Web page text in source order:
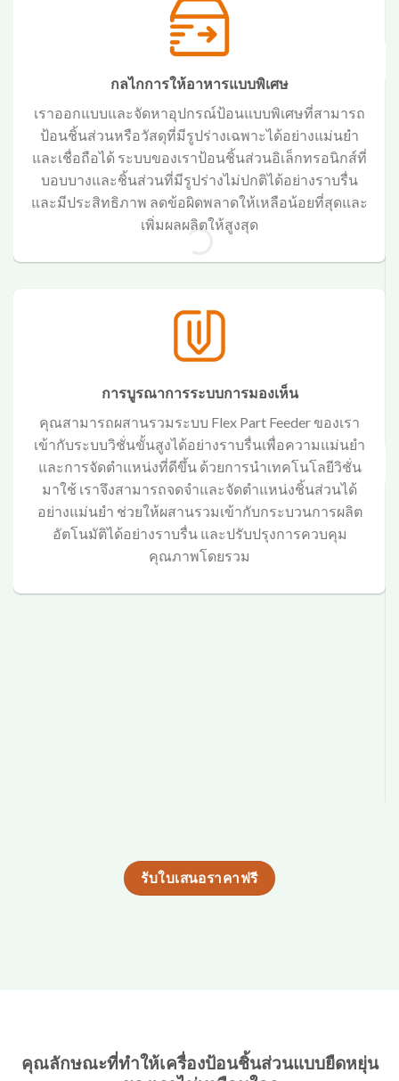
กลไกการให้อาหารแบบพิเศษ
เราออกแบบและจัดหาอุปกรณ์ป้อนแบบพิเศษที่สามารถ
ป้อนชิ้นส่วนหรือวัสดุที่มีรูปร่างเฉพาะได้อย่างแม่นยำ
และเชื่อถือได้ ระบบของเราป้อนชิ้นส่วนอิเล็กทรอนิกส์ที่
บอบบางและชิ้นส่วนที่มีรูปร่างไม่ปกติได้อย่างราบรื่น
และมีประสิทธิภาพ ลดข้อผิดพลาดให้เหลือน้อยที่สุดและ
เพิ่มผลผลิตให้สูงสุด
การบูรณาการระบบการมองเห็น
คุณสามารถผสานรวมระบบ Flex Part Feeder ของเรา
เข้ากับระบบวิชั่นขั้นสูงได้อย่างราบรื่นเพื่อความแม่นยำ
และการจัดตำแหน่งที่ดีขึ้น ด้วยการนำเทคโนโลยีวิชั่น
มาใช้ เราจึงสามารถจดจำและจัดตำแหน่งชิ้นส่วนได้
อย่างแม่นยำ ช่วยให้ผสานรวมเข้ากับกระบวนการผลิต
อัตโนมัติได้อย่างราบรื่น และปรับปรุงการควบคุม
คุณภาพโดยรวม
รับใบเสนอราคาฟรี
คุณลักษณะที่ทำให้เครื่องป้อนชิ้นส่วนแบบยืดหยุ่น